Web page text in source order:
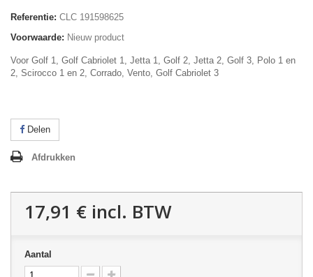
Referentie: CLC 191598625
Voorwaarde: Nieuw product
Voor Golf 1, Golf Cabriolet 1, Jetta 1, Golf 2, Jetta 2, Golf 3, Polo 1 en
2, Scirocco 1 en 2, Corrado, Vento, Golf Cabriolet 3
Delen
Afdrukken
17,91 € incl. BTW
Aantal